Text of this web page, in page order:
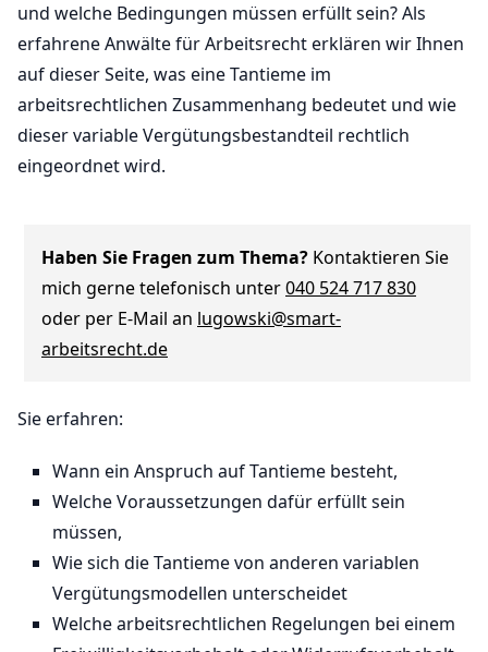
und welche Bedingungen müssen erfüllt sein? Als
erfahrene Anwälte für Arbeitsrecht erklären wir Ihnen
auf dieser Seite, was eine Tantieme im
arbeitsrechtlichen Zusammenhang bedeutet und wie
dieser variable Vergütungsbestandteil rechtlich
eingeordnet wird.
Haben Sie Fragen zum Thema? Kontaktieren Sie
mich gerne telefonisch unter040 524 717 830
oder per E-Mail an lugowski@smart-
arbeitsrecht.de
Sie erfahren:
Wann ein Anspruch auf Tantieme besteht,
Welche Voraussetzungen dafür erfüllt sein
müssen,
Wie sich die Tantieme von anderen variablen
Vergütungsmodellen unterscheidet
Welche arbeitsrechtlichen Regelungen bei einem